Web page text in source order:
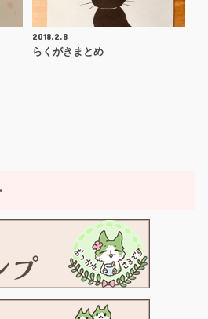
2018.2.8
らくがきまとめ